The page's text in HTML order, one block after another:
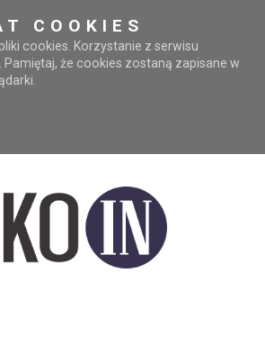
COOKIES
cookies. Korzystanie z serwisu
że cookies zostaną zapisane w